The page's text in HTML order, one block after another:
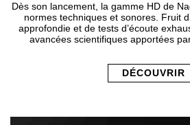
Dès son lancement, la gamme HD de
normes techniques et sonores. Fruit
approfondie et de tests d’écoute
avancées scientifiques apportées
DÉCOUVRIR